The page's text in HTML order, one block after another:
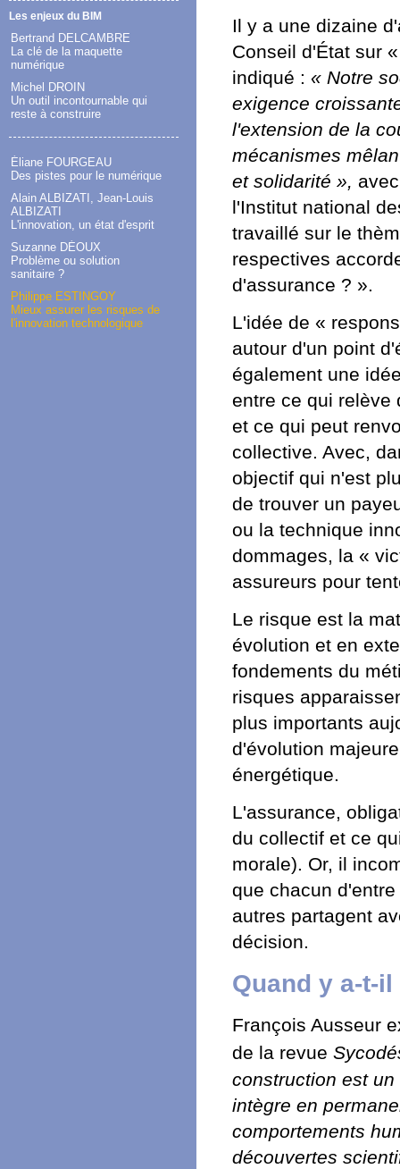
Les enjeux du BIM
Bertrand DELCAMBRE
La clé de la maquette
numérique
Michel DROIN
Un outil incontournable qui
reste à construire
Éliane FOURGEAU
Des pistes pour le numérique
Alain ALBIZATI, Jean-Louis
ALBIZATI
L'innovation, un état d'esprit
Suzanne DÉOUX
Problème ou solution
sanitaire ?
Philippe ESTINGOY
Mieux assurer les risques de
l'innovation technologique
Il y a une dizaine
Conseil d'État sur
indiqué : « Notre
exigence
l'extension de la
mécanismes
et solidarité »,
l'Institut national
travaillé sur le
respectives
d'assurance ? ».
L'idée de «
autour d'un point
également une
entre ce qui relève
et ce qui peut
collective. Avec,
objectif qui n'est
de trouver un
ou la technique
dommages, la «
assureurs pour
Le risque est la
évolution et en
fondements du
risques
plus importants
d'évolution
énergétique.
L'assurance,
du collectif et ce
morale). Or, il
que chacun
autres partagent
décision.
Quand y a-t-
François Ausseur
de la revue
construction est
intègre en
comportements
découvertes